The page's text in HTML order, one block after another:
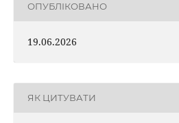
ОПУБЛІКОВАНО
19.06.2026
ЯК ЦИТУВАТИ